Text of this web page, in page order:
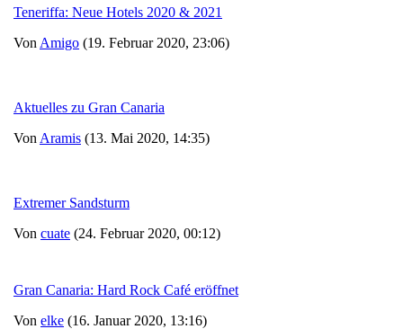
Teneriffa: Neue Hotels 2020 & 2021
Von Amigo (19. Februar 2020, 23:06)
Aktuelles zu Gran Canaria
Von Aramis (13. Mai 2020, 14:35)
Extremer Sandsturm
Von cuate (24. Februar 2020, 00:12)
Gran Canaria: Hard Rock Café eröffnet
Von elke (16. Januar 2020, 13:16)